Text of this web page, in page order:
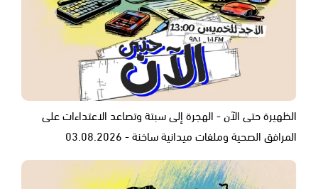
الظهيرة حتى الآن - الهجرة إلى سبتة وتصاعد الاعتداءات على
المرافق الصحية وملفات ميدانية ساخنة - 03.08.2026